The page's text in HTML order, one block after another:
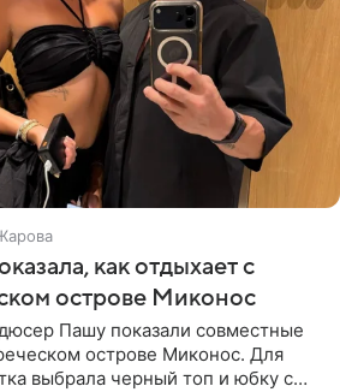
как отдыхает с
острове Миконос
Пашу показали совместные
острове Миконос. Для
выбрала черный топ и юбку с